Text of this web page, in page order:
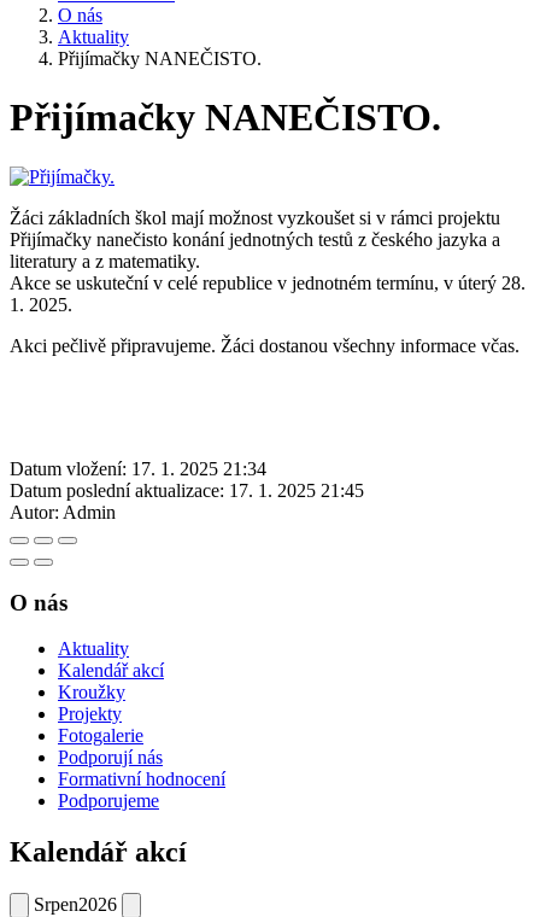
O nás
Aktuality
Přijímačky NANEČISTO.
Přijímačky NANEČISTO.
Žáci základních škol mají možnost vyzkoušet si v rámci projektu
Přijímačky nanečisto konání jednotných testů z českého jazyka a
literatury a z matematiky.
Akce se uskuteční v celé republice v jednotném termínu, v úterý 28.
1. 2025.
Akci pečlivě připravujeme. Žáci dostanou všechny informace včas.
Datum vložení: 17. 1. 2025 21:34
Datum poslední aktualizace: 17. 1. 2025 21:45
Autor: Admin
O nás
Aktuality
Kalendář akcí
Kroužky
Projekty
Fotogalerie
Podporují nás
Formativní hodnocení
Podporujeme
Kalendář akcí
Srpen2026